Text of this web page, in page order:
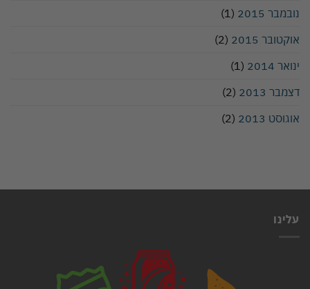
נובמבר 2015
(1)
אוקטובר 2015
(2)
ינואר 2014
(1)
דצמבר 2013
(2)
אוגוסט 2013
(2)
עלינו